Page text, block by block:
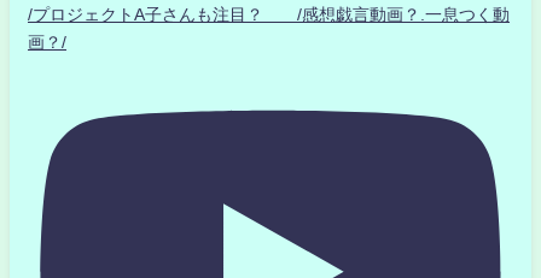
/プロジェクトA子さんも注目？ /感想戯言動画？.一息つく動
画？/